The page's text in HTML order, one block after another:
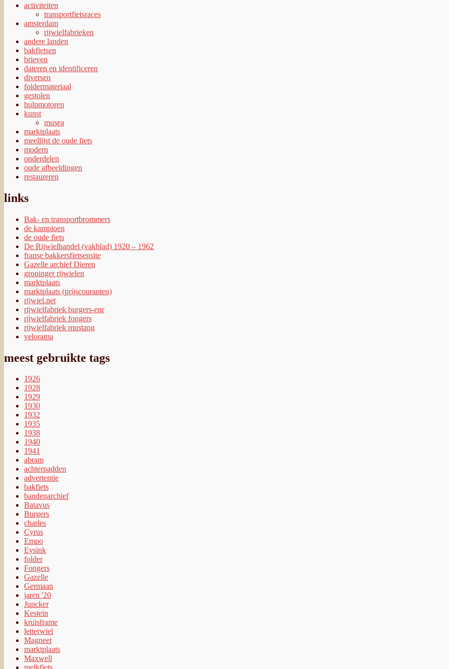
activiteiten
transportfietsraces
amsterdam
rijwielfabrieken
andere landen
bakfietsen
brieven
dateren en identificeren
diversen
foldermateriaal
gestolen
hulpmotoren
kunst
musea
marktplaats
meellijst de oude fiets
modern
onderdelen
oude afbeeldingen
restaureren
links
Bak- en transportbrommers
de kampioen
de oude fiets
De Rijwielhandel (vakblad) 1920 – 1962
franse bakkersfietsensite
Gazelle archief Dieren
groninger rijwielen
marktplaats
marktplaats (prijscouranten)
rijwiel.net
rijwielfabriek burgers-enr
rijwielfabriek fongers
rijwielfabriek mustang
velorama
meest gebruikte tags
1926
1928
1929
1930
1932
1935
1938
1940
1941
abram
achterpadden
advertentie
bakfiets
bandenarchief
Batavus
Burgers
charles
Cyrus
Empo
Eysink
folder
Fongers
Gazelle
Germaan
jaren '20
Juncker
Kestein
kruisframe
letterwiel
Magneet
marktplaats
Maxwell